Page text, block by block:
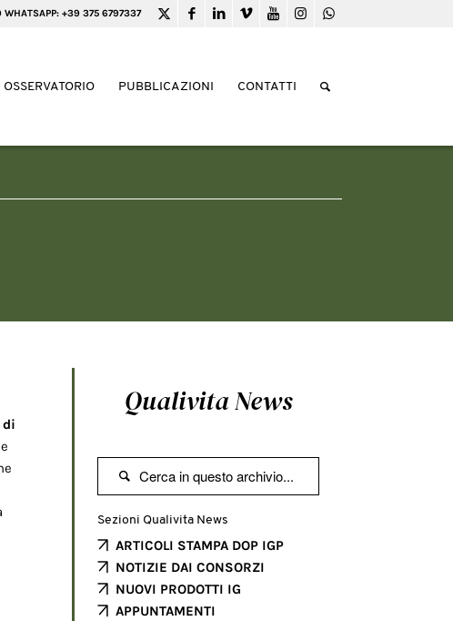
+39 375 6797337
OSSERVATORIO PUBBLICAZIONI CONTATTI
di
Qualivita News

Sezioni Qualivita News
ARTICOLI STAMPA DOP IGP
NOTIZIE DAI CONSORZI
NUOVI PRODOTTI IG
APPUNTAMENTI